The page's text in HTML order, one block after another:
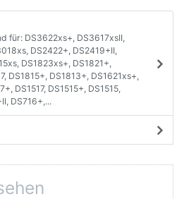
für: DS3622xs+, DS3617xsII,
DS2422+, DS2419+II,
DS1823xs+, DS1821+,
DS1815+, DS1813+, DS1621xs+,
DS1517, DS1515+, DS1515,
DS716+,...